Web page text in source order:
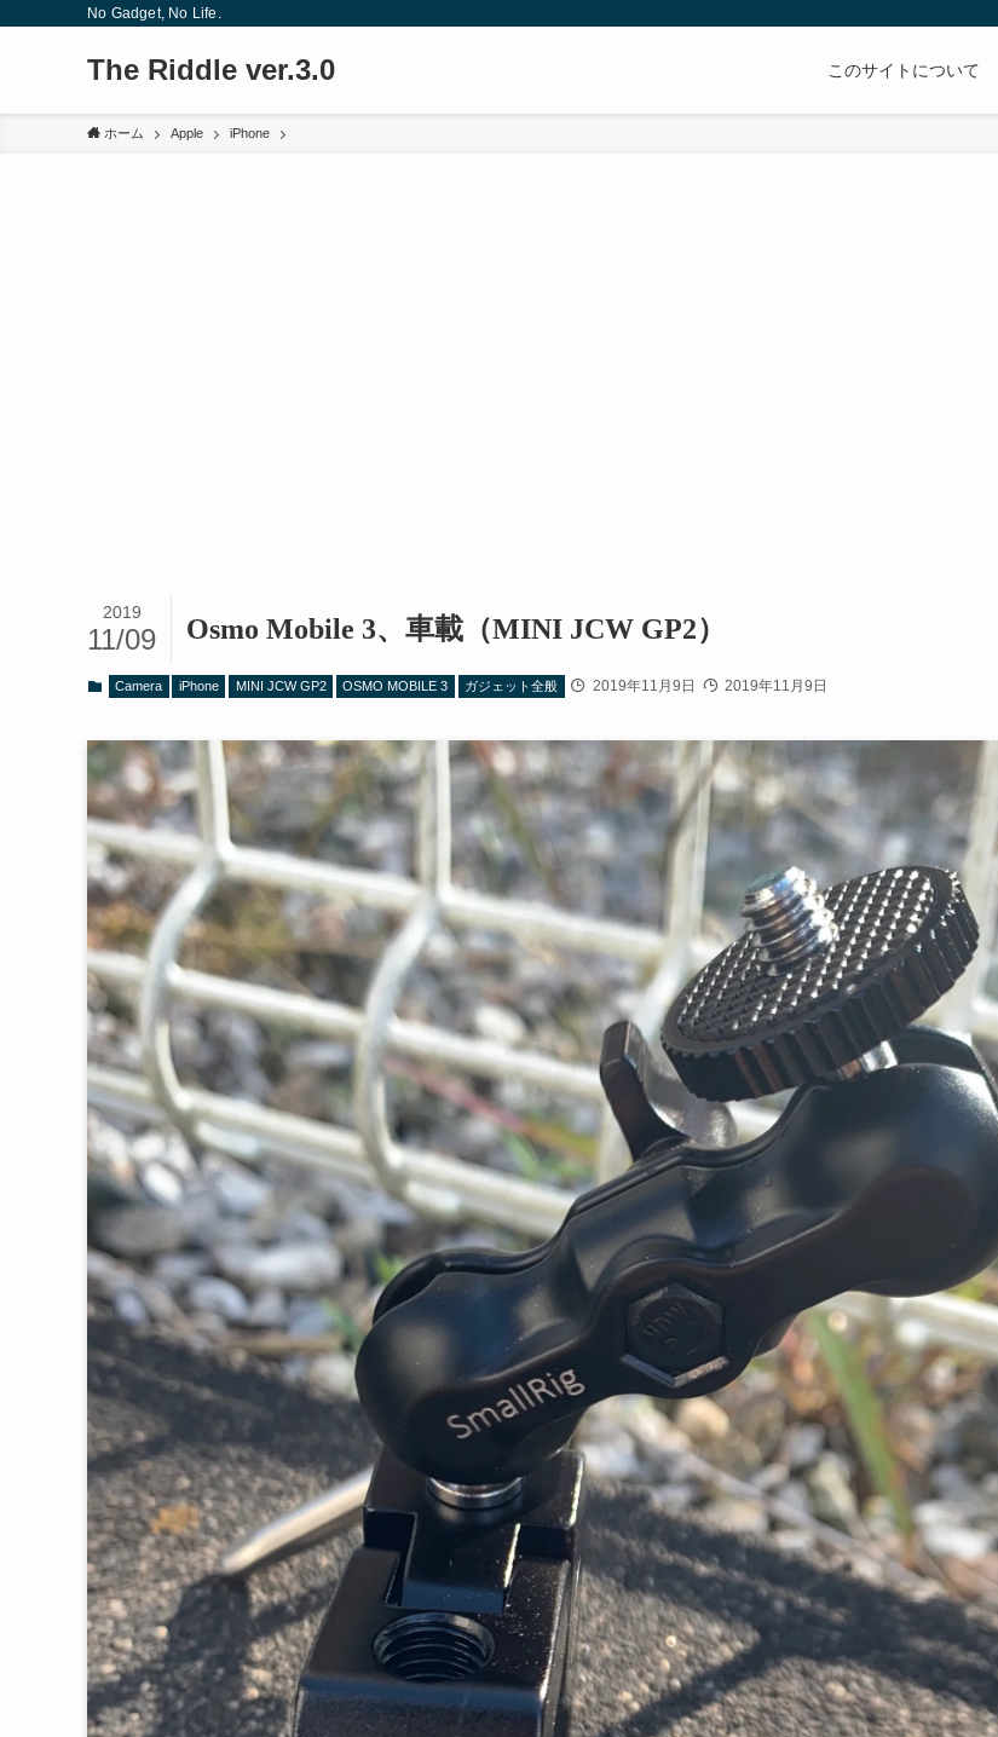
No Gadget, No Life.
The Riddle ver.3.0 このサイトについて
ホーム Apple iPhone
Osmo Mobile 3、車載（MINI JCW GP2）
2019
11/09
Camera iPhone MINI JCW GP2 OSMO MOBILE 3 ガジェット全般 2019年11月9日 2019年11月9日